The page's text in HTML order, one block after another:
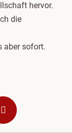
hervor.
die
aber sofort.